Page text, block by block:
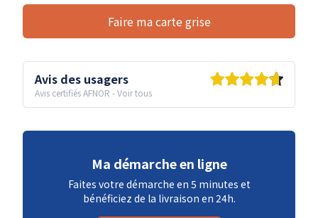
Faire ma carte grise
Avis des usagers
Avis certifiés AFNOR -Voir tous
Ma démarche en ligne
Faites votre démarche en 5 minutes et
bénéficiez de la livraison en 24h.